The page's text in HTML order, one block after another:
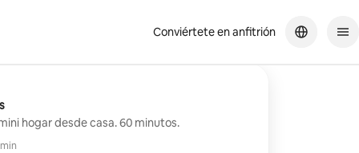
Conviértete en anfitrión
hogar desde casa. 60 minutos.